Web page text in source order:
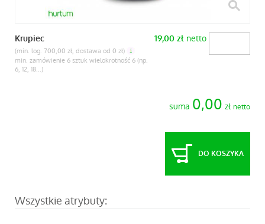
Krupiec
(min. log. 700,00 zł, dostawa od 0 zł)
min. zamówienie 6 sztuk wielokrotność 6 (np.
6, 12, 18...)
19,00 zł netto
suma 0,00 złnetto
DO KOSZYKA
Wszystkie atrybuty: